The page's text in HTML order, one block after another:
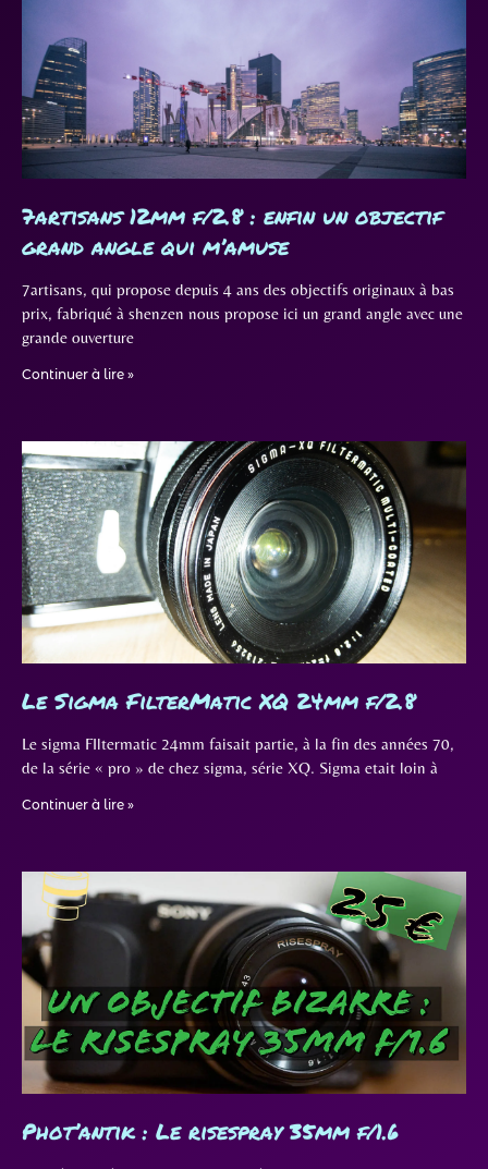
7artisans 12mm f/2.8 : enfin un objectif
grand angle qui m’amuse
7artisans, qui propose depuis 4 ans des objectifs originaux à bas
prix, fabriqué à shenzen nous propose ici un grand angle avec une
grande ouverture
Continuer à lire »
Le Sigma FilterMatic XQ 24mm f/2.8
Le sigma FIltermatic 24mm faisait partie, à la fin des années 70,
de la série « pro » de chez sigma, série XQ. Sigma etait loin à
Continuer à lire »
Phot’antik : Le risespray 35mm f/1.6